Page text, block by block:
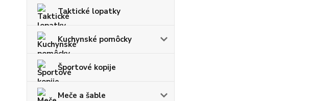
Taktické lopatky
Kuchynské pomôcky
Športové kopije
Meče a šable